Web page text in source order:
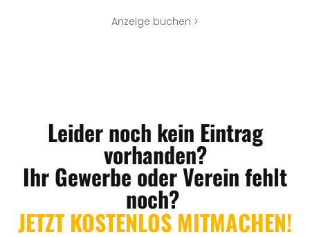
Anzeige buchen >
Leider noch kein Eintrag
vorhanden?
Ihr Gewerbe oder Verein fehlt
noch?
JETZT KOSTENLOS MITMACHEN!